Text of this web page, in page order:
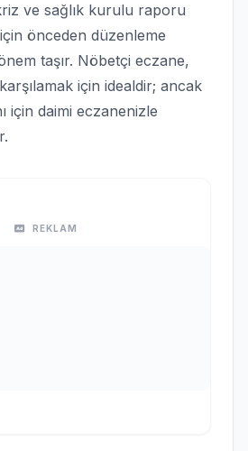
ve sağlık kurulu raporu
önceden düzenleme
taşır. Nöbetçi eczane,
için idealdir; ancak
için daimi eczanenizle
REKLAM